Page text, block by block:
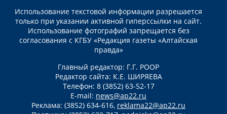
Использование текстовой информации разрешается
только при указании активной гиперссылки на сайт.
Использование фотографий запрещается без
согласования с КГБУ «Редакция газеты «Алтайская
правда»
Главный редактор: Г.Г. РООР
Редактор сайта: К.Е. ШИРЯЕВА
Телефон: 8 (3852) 63-52-17
E-mail: news@ap22.ru
Реклама: (3852) 634-616, reklama22@ap22.ru